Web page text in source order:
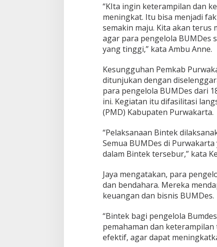
“KIta ingin keterampilan dan
meningkat. Itu bisa menjadi
semakin maju. Kita akan terus
agar para pengelola BUMDes
yang tinggi,” kata Ambu Anne.
Kesungguhan Pemkab
ditunjukan dengan
para pengelola BUMDes dari
ini. Kegiatan itu difasilitasi
(PMD) Kabupaten Purwakarta.
“Pelaksanaan Bintek
Semua BUMDes di
dalam Bintek tersebur,” kata
Jaya mengatakan, para
dan bendahara. Mereka
keuangan dan bisnis BUMDes.
“Bintek bagi pengelola
pemahaman dan
efektif, agar dapat